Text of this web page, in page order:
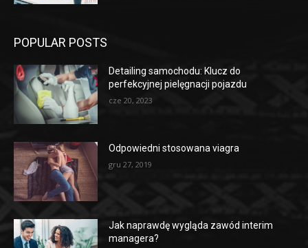
POPULAR POSTS
Detailing samochodu: Klucz do
perfekcyjnej pielęgnacji pojazdu
cze 20, 2023
Odpowiedni stosowana viagra
gru 27, 2019
Jak naprawdę wygląda zawód interim
managera?